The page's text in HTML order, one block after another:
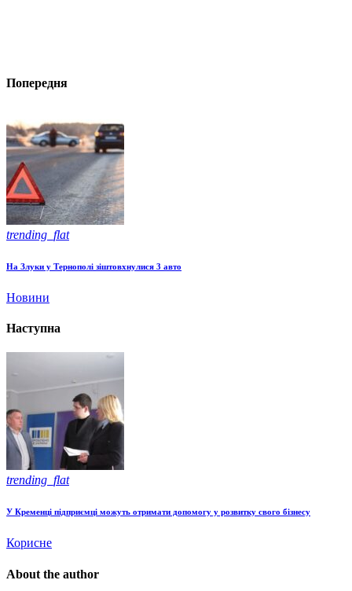
Попередня
trending_flat
На Злуки у Тернополі зіштовхнулися 3 авто
Новини
Наступна
trending_flat
У Кременці підприємці можуть отримати допомогу у розвитку свого бізнесу
Корисне
About the author